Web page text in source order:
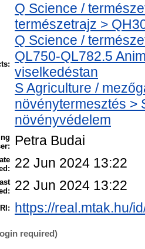
Q Science /
természetrajz >
Q Science /
QL750-QL782.5
viselkedéstan
S Agriculture /
növénytermesztés >
növényvédelem
Petra Budai
22 Jun 2024 13:22
22 Jun 2024 13:22
https://real.mtak.hu/
required)